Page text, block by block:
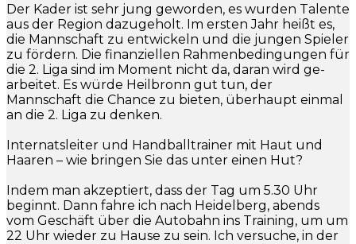
Der Kader ist sehr jung geworden, es wurden Talente
aus der Region dazugeholt. Im ersten Jahr heißt es,
die Mannschaft zu entwickeln und die jungen Spieler
zu fördern. Die finanziellen Rahmenbedingungen für
die 2. Liga sind im Moment nicht da, daran wird ge-
arbeitet. Es würde Heilbronn gut tun, der
Mannschaft die Chance zu bieten, überhaupt einmal
an die 2. Liga zu denken.
Internatsleiter und Handballtrainer mit Haut und
Haaren – wie bringen Sie das unter einen Hut?
Indem man akzeptiert, dass der Tag um 5.30 Uhr
beginnt. Dann fahre ich nach Heidelberg, abends
vom Geschäft über die Autobahn ins Training, um um
22 Uhr wieder zu Hause zu sein. Ich versuche, in der